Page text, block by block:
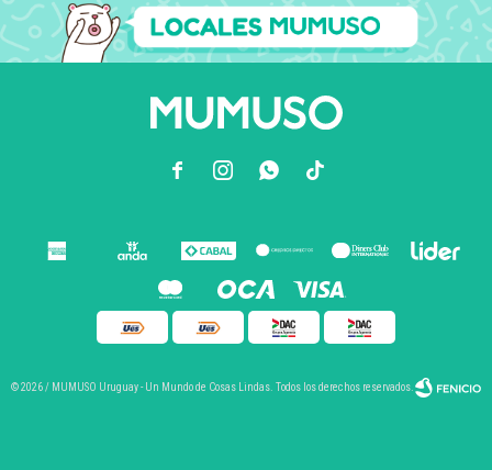
  
© 2026 / MUMUSO Uruguay - Un Mundo de Cosas Lindas. Todos los derechos reservados.